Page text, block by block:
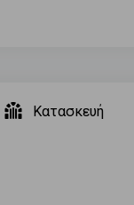
Κατασκευή